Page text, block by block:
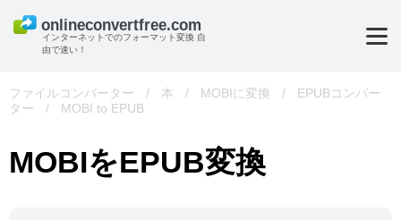
インターネットでのフォーマット変換 自
由で速い！
ファイルコンバーター / 本 / MOBIに変換 /
EPUBコンバー
ター
/ MOBI to EPUB
MOBIをEPUB変換